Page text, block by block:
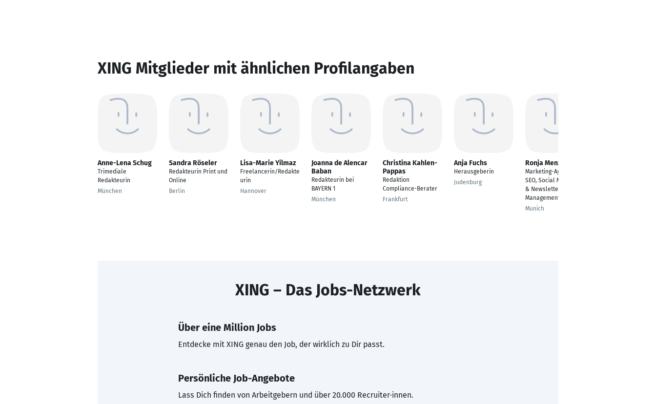
XING Mitglieder mit ähnlichen Profilangaben
Anne-Lena Schug
Trimediale
Redakteurin
München
Sandra Röseler
Redakteurin Print und
Online
Berlin
Lisa-Marie Yilmaz
Freelancerin/Redakte
urin
Hannover
Joanna de Alencar
Baban
Redakteurin bei
BAYERN 1
München
Christina Kahlen-
Pappas
Redaktion
Compliance-Berater
Frankfurt
Anja Fuchs
Herausgeberin
Judenburg
Ronja Menzel
Marketing-Agentur für
SEO, Social Media Ads
& Newsletter-
Management
Munich
XING – Das Jobs-Netzwerk
Über eine Million Jobs
Entdecke mit XING genau den Job, der wirklich zu Dir passt.
Persönliche Job-Angebote
Lass Dich finden von Arbeitgebern und über 20.000 Recruiter·innen.